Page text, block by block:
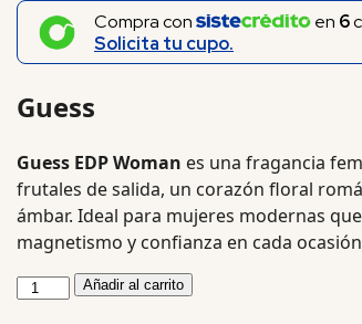
Compra con en 6
Solicita tu cupo.
Guess
Guess EDP Woman es una fragancia
frutales de salida, un corazón floral
ámbar. Ideal para mujeres modernas
magnetismo y confianza en cada
Añadir al carrito